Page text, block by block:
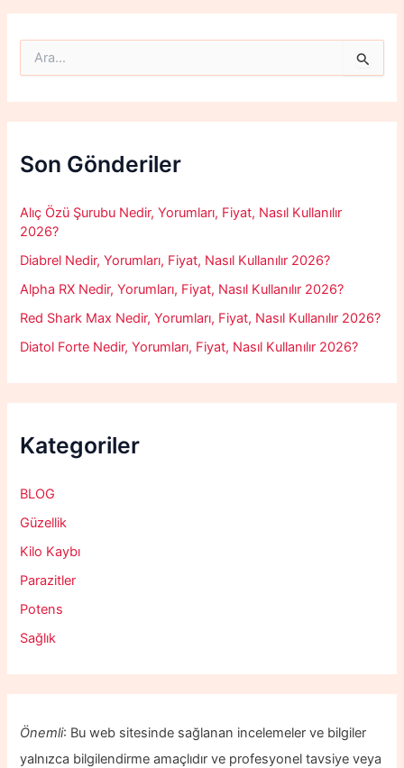
r
c
f
o
:
Son Gönderiler
Alıç Özü Şurubu Nedir, Yorumları, Fiyat, Nasıl Kullanılır
2026?
Diabrel Nedir, Yorumları, Fiyat, Nasıl Kullanılır 2026?
Alpha RX Nedir, Yorumları, Fiyat, Nasıl Kullanılır 2026?
Red Shark Max Nedir, Yorumları, Fiyat, Nasıl Kullanılır 2026?
Diatol Forte Nedir, Yorumları, Fiyat, Nasıl Kullanılır 2026?
Kategoriler
BLOG
Güzellik
Kilo Kaybı
Parazitler
Potens
Sağlık
Önemli: Bu web sitesinde sağlanan incelemeler ve bilgiler
yalnızca bilgilendirme amaçlıdır ve profesyonel tavsiye veya